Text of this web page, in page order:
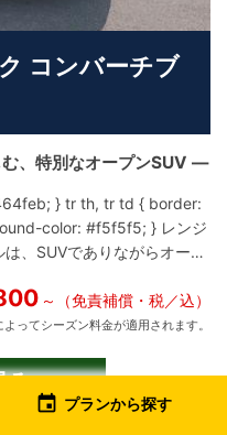
コンバーチブ
、特別なオープンSUV ―
、SUVでありながらオープ
「今だからこそ選ぶ価値の
に支持されています。 年
楽しめるのが魅力。 コンパ
ローバーの名にふさわしい
～（免責補償・税／込）
ってシーズン料金が適用されます。
る
event プランから探す